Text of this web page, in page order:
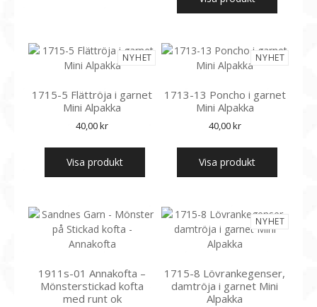
NYHET
1713-13 Poncho i garnet
Mini Alpakka
40,00kr
Visa produkt
NYHET
1715-5 Flättröja i garnet
Mini Alpakka
40,00kr
Visa produkt
NYHET
1715-8 Lövrankegenser,
damtröja i garnet Mini
Alpakka
1911s-01 Annakofta –
Mönsterstickad kofta
med runt ok